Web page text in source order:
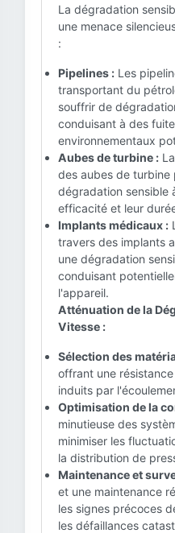
La dégradation
une menace
:
Pipelines : Les
transportant du
souffrir de
conduisant à des
environnementaux
Aubes de turbine :
des aubes de turbine
dégradation sensible
efficacité et leur
Implants médicaux :
travers des implants
une dégradation
conduisant
l'appareil.
Atténuation de la
Vitesse :
Sélection des
offrant une
induits par
Optimisation de la
minutieuse des
minimiser les
la distribution de
Maintenance et
et une maintenance
les signes précoces
les défaillances